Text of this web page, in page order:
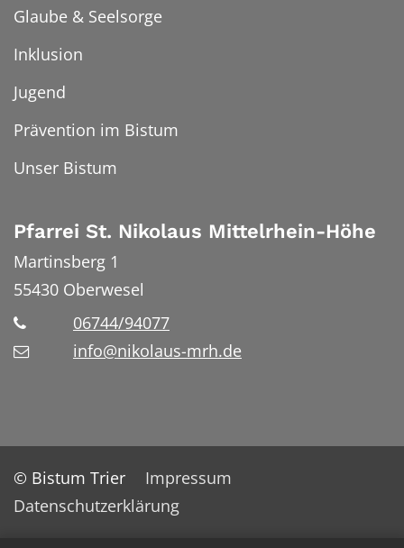
Glaube & Seelsorge
Inklusion
Jugend
Prävention im Bistum
Unser Bistum
Pfarrei St. Nikolaus Mittelrhein-Höhe
Martinsberg 1
55430 Oberwesel
06744/94077
info@nikolaus-mrh.de
© Bistum Trier
Impressum
Datenschutzerklärung